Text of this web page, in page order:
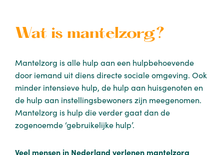
Wat is mantelzorg?
Mantelzorg is alle hulp aan een hulpbehoevende
door iemand uit diens directe sociale omgeving. Ook
minder intensieve hulp, de hulp aan huisgenoten en
de hulp aan instellingsbewoners zijn meegenomen.
Mantelzorg is hulp die verder gaat dan de
zogenoemde ‘gebruikelijke hulp’.
Veel mensen in Nederland verlenen mantelzorg